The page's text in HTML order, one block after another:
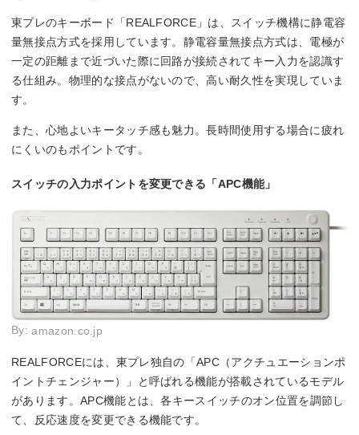
東プレのキーボード「REALFORCE」は、スイッチ機構に静電容
量無接点方式を採用しています。静電容量無接点方式は、電極が
一定の距離まで近づいた際に回路が接続されてキー入力を認識す
る仕組み。物理的な接点がないので、高い耐久性を実現していま
す。
また、心地よいキータッチ感も魅力。長時間使用する場合に疲れ
にくいのもポイントです。
スイッチの入力ポイントを変更できる「APC機能」
By:amazon.co.jp
REALFORCEには、東プレ独自の「APC（アクチュエーションポ
イントチェンジャー）」と呼ばれる機能が搭載されているモデル
があります。APC機能とは、各キースイッチのオン位置を調節し
て、反応速度を変更できる機能です。